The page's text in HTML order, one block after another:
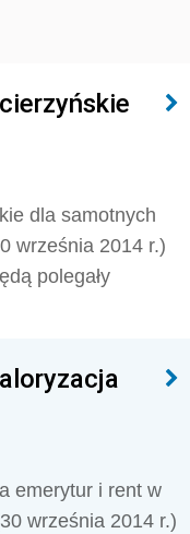
dla samotnych
września 2014 r.)
polegały
emerytur i rent w
września 2014 r.)